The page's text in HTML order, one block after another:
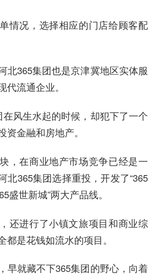
情况，选择相应的门店给顾客配
北365集团也是京津冀地区实体服
代流通企业。
在风生水起的时候，却犯下了一个
资金融和房地产。
，在商业地产市场竞争已经是一
北365集团选择重投，开发了“365
盛世新城”两大产品线。
还进行了小镇文旅项目和商业综
都是花钱如流水的项目。
早就藏不下365集团的野心，向着